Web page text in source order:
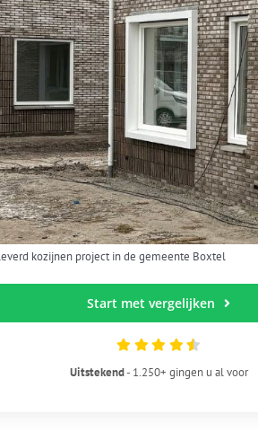
kozijnen project in de gemeente Boxtel
Start met vergelijken
Uitstekend- 1.250+ gingen u al voor